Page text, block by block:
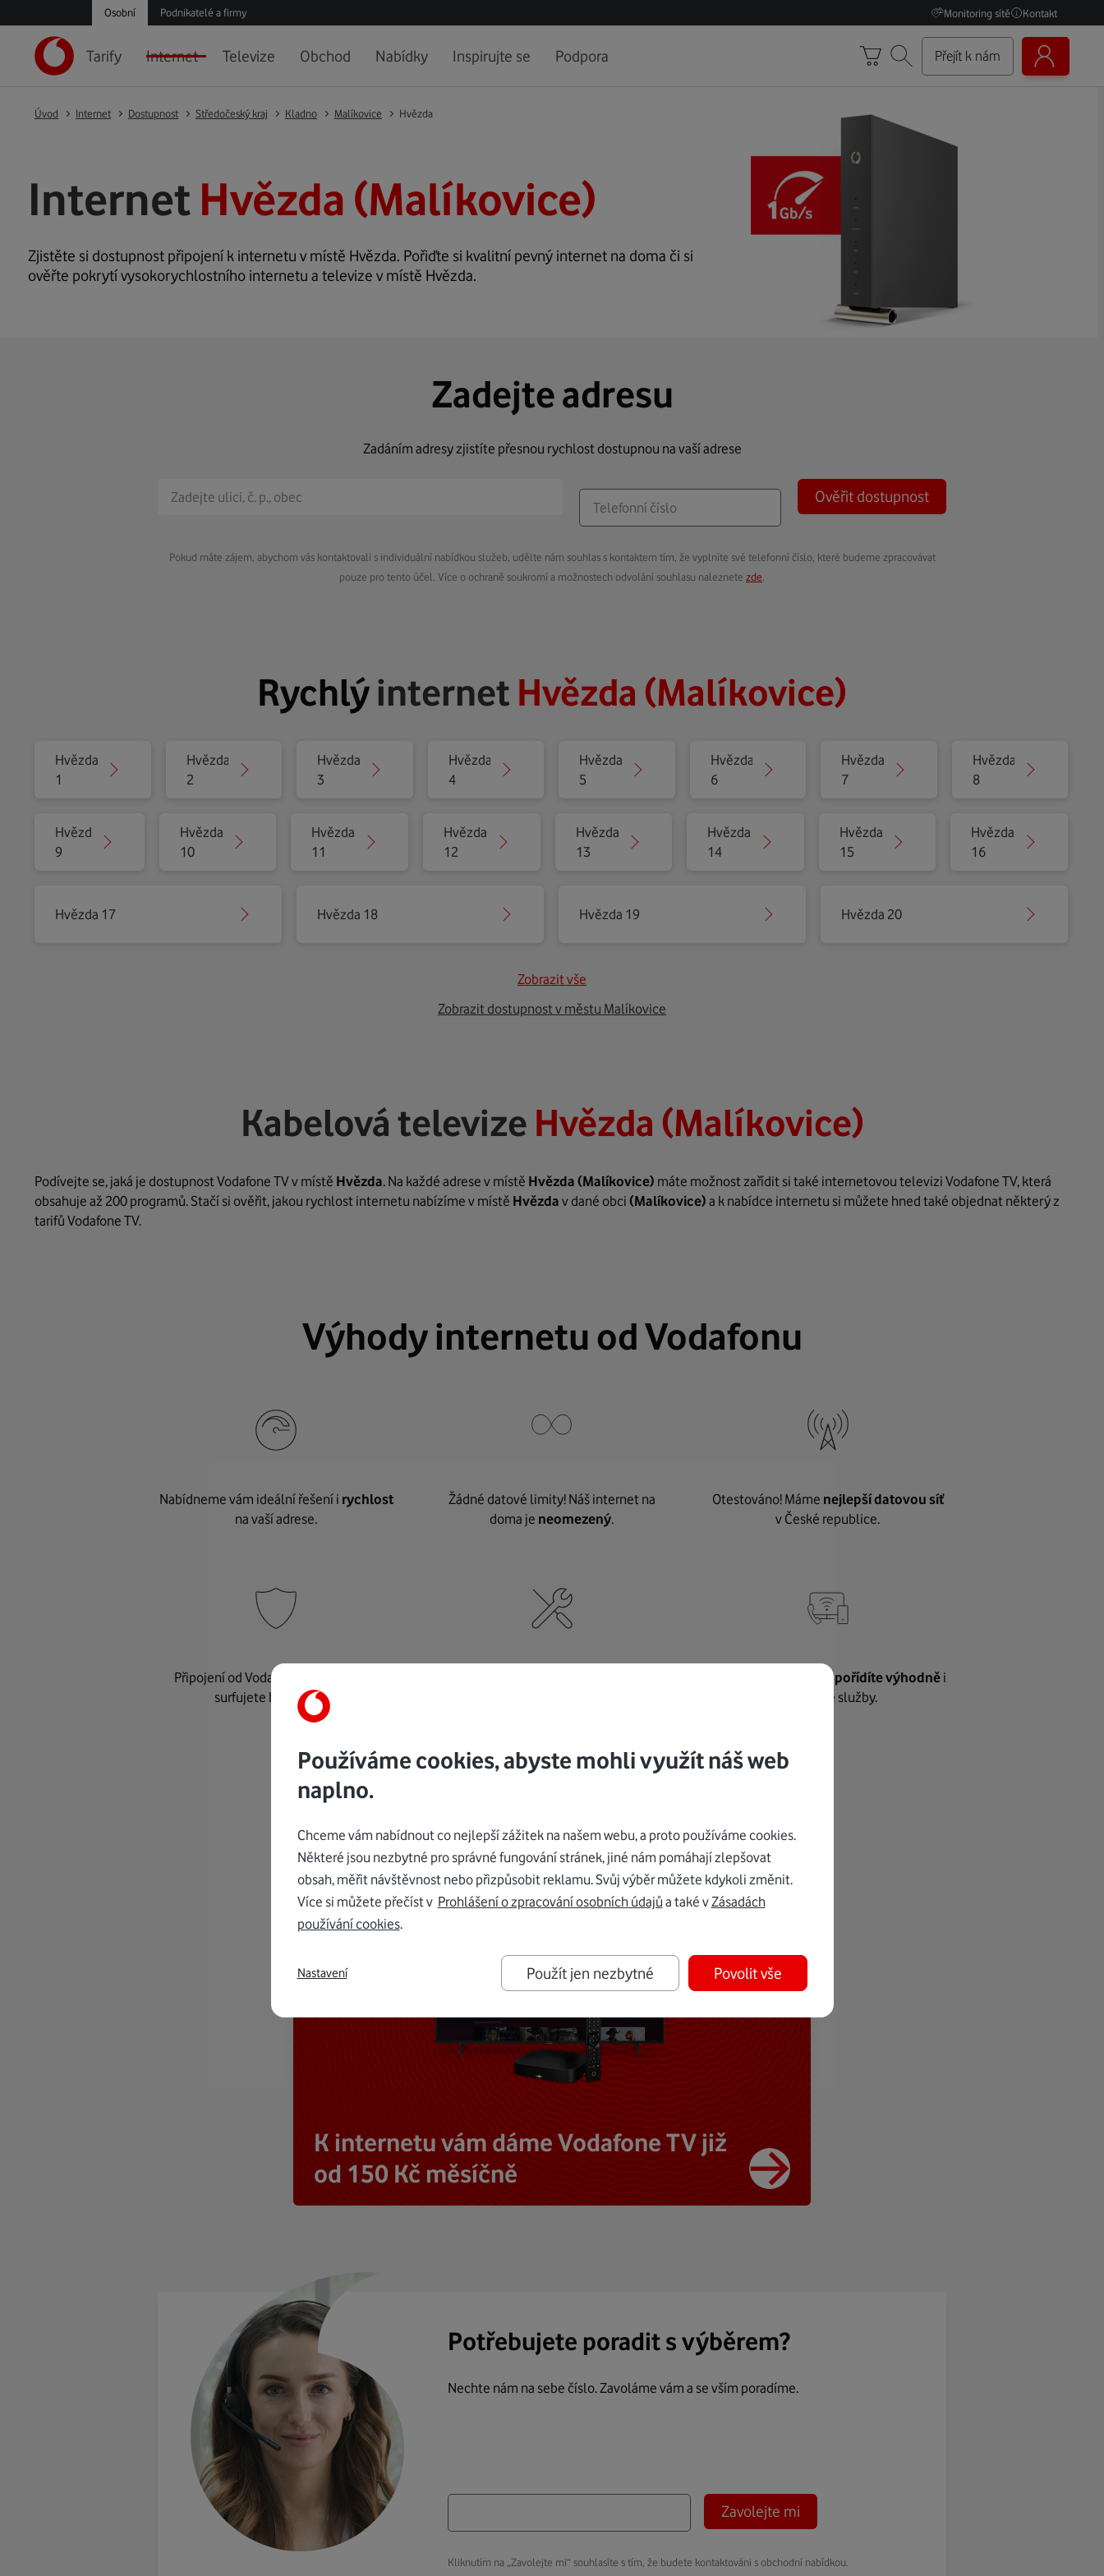
Osobní Podnikatelé a firmy Monitoring sítě Kontakt
Tarify Internet Televize Obchod Nabídky Inspirujte se Podpora Přejít k nám
Úvod Internet Dostupnost Středočeský kraj Kladno Malíkovice Hvězda
Internet Hvězda (Malíkovice)
Zjistěte si dostupnost připojení k internetu v místě Hvězda. Pořiďte si kvalitní pevný internet na doma či si
ověřte pokrytí vysokorychlostního internetu a televize v místě Hvězda.
Zadejte adresu
Zadáním adresy zjistíte přesnou rychlost dostupnou na vaší adrese
Ověřit dostupnost
Pokud máte zájem, abychom vás kontaktovali s individuální nabídkou služeb, udělte nám souhlas s kontaktem tím, že vyplníte své telefonní číslo, které budeme zpracovávat
pouze pro tento účel. Více o ochraně soukromí a možnostech odvolání souhlasu naleznete zde
Rychlýinternet Hvězda (Malíkovice)
Hvězda
1
Hvězda
2
Hvězda
3
Hvězda
4
Hvězda
5
Hvězda
6
Hvězda
7
Hvězda
8
Hvězda
9
Hvězda
10
Hvězda
11
Hvězda
12
Hvězda
13
Hvězda
14
Hvězda
15
Hvězda
16
Hvězda 17 Hvězda 18 Hvězda 19 Hvězda 20
Zobrazit vše
Zobrazit dostupnost v městu Malíkovice
Kabelová televize Hvězda (Malíkovice)
Podívejte se, jaká je dostupnost Vodafone TV v místě Hvězda. Na každé adrese v místě Hvězda (Malíkovice) máte možnost zařídit si také internetovou televizi Vodafone TV, která
obsahuje až 200 programů. Stačí si ověřit, jakou rychlost internetu nabízíme v místě Hvězda v dané obci (Malíkovice) a k nabídce internetu si můžete hned také objednat některý z
tarifů Vodafone TV.
Výhody internetu od Vodafonu
Nabídneme vám ideální řešení i rychlost
na vaší adrese.
Žádné datové limity! Náš internet na
doma je neomezený.
Otestováno! Máme nejlepší datovou síť
v České republice.
Připojení od Vodafonu je
surfujete bez starostí.
K pevnému internetupořídíte výhodněi
další naše služby.
K internetu vám dáme Vodafone TV již
od 150 Kč měsíčně
Potřebujete poradit s výběrem?
Nechte nám na sebe číslo. Zavoláme vám a se vším poradíme.
Zavolejte mi
Kliknutím na „Zavolejte mi“ souhlasíte s tím, že budete kontaktováni s obchodní nabídkou.
Používáme cookies, abyste mohli využít náš web
naplno.
Chceme vám nabídnout co nejlepší zážitek na našem webu, a proto používáme cookies.
Některé jsou nezbytné pro správné fungování stránek, jiné nám pomáhají zlepšovat
obsah, měřit návštěvnost nebo přizpůsobit reklamu. Svůj výběr můžete kdykoli změnit.
Více si můžete přečíst v Prohlášení o zpracování osobních údajů a také vZásadách
používání cookies.
Použít jen nezbytné Povolit vše
Nastavení